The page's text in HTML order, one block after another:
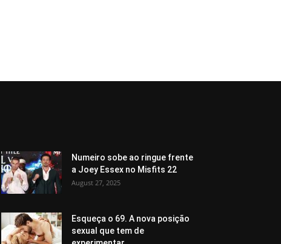
Numeiro sobe ao ringue frente
a Joey Essex no Misfits 22
August 27, 2025
Esqueça o 69. A nova posição
sexual que tem de